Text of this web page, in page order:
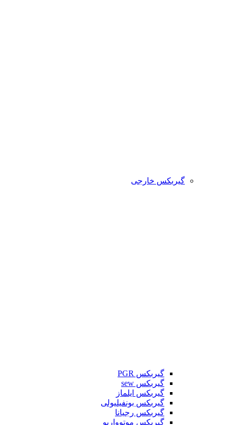
گیربکس خارجی
گیربکس PGR
گیربکس sew
گیربکس ایلماز
گیربکس بونفیلیولی
گیربکس رجیانا
گیربکس موتوواریو